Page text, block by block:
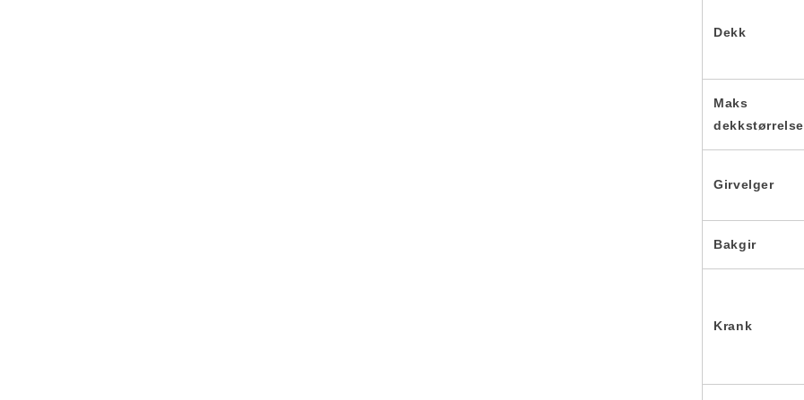
Dekk
Maks
dekkstørrelse
Girvelger
Bakgir
Krank